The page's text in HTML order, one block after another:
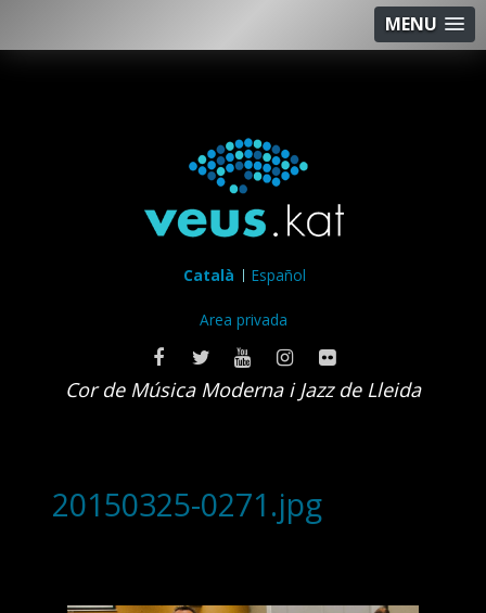
MENU
Català Español
Area privada
Cor de Música Moderna i Jazz de Lleida
20150325-0271.jpg